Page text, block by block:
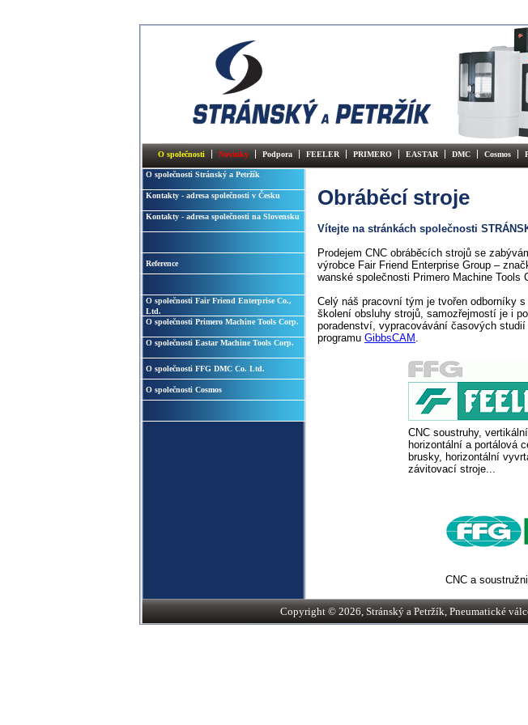
O společnosti Novinky Podpora FEELER PRIMERO EASTAR DMC Cosmos
O společnosti Stránský a Petržík
Kontakty - adresa společnosti v Česku
Kontakty - adresa společnosti na Slovensku
Reference
O společnosti Fair Friend Enterprise Co.,
Ltd.
O společnosti Primero Machine Tools Corp.
O společnosti Eastar Machine Tools Corp.
O společnosti FFG DMC Co. Ltd.
O společnosti Cosmos
Obráběcí stroje
Vítejte na stránkách společnosti
Prodejem CNC obráběcích strojů se
výrobce Fair Friend Enterprise Group –
wanské společnosti Primero Machine Tools
Celý náš pracovní tým je tvořen odborníky
školení obsluhy strojů, samozřejmostí je i
poradenství, vypracovávání časových
programu GibbsCAM .
CNC soustruhy,
horizontální a portálová
brusky, horizontální
závitovací stroje...
CNC a
Copyright © 2026, Stránský a Petržík, Pneumatické